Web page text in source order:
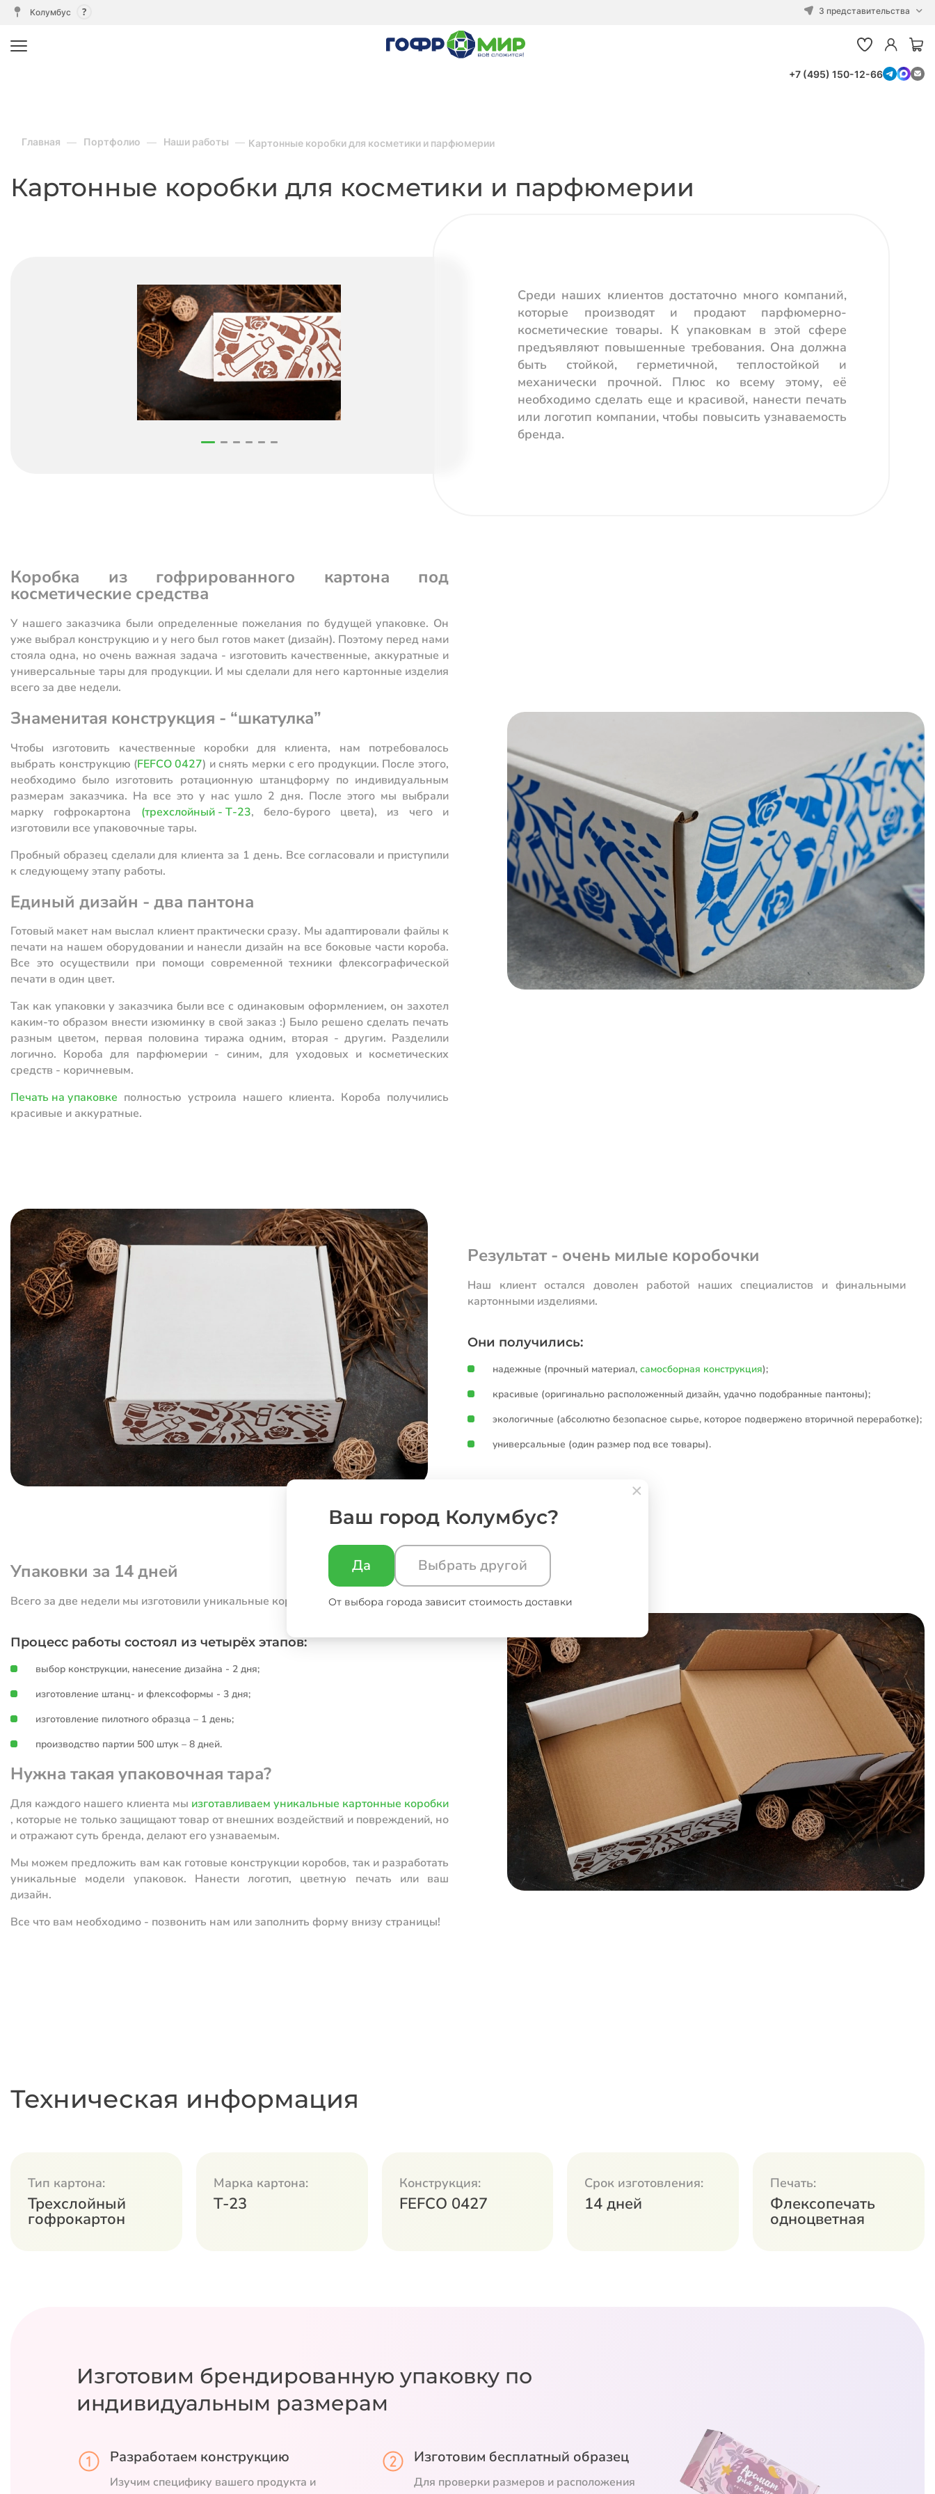
Колумбус 3 представительства
+7 (495) 150-12-66
Главная Портфолио Наши работы Картонные коробки для косметики и парфюмерии
Картонные коробки для косметики и парфюмерии
Среди наших клиентов достаточно много компаний,
которые производят и продают парфюмерно-
косметические товары. К упаковкам в этой сфере
предъявляют повышенные требования. Она должна
быть стойкой, герметичной, теплостойкой и
механически прочной. Плюс ко всему этому, её
необходимо сделать еще и красивой, нанести печать
или логотип компании, чтобы повысить узнаваемость
бренда.
Коробка из гофрированного картона под
косметические средства
У нашего заказчика были определенные пожелания по будущей упаковке. Он
уже выбрал конструкцию и у него был готов макет (дизайн). Поэтому перед нами
стояла одна, но очень важная задача - изготовить качественные, аккуратные и
универсальные тары для продукции. И мы сделали для него картонные изделия
всего за две недели.
Знаменитая конструкция - “шкатулка”
Чтобы изготовить качественные коробки для клиента, нам потребовалось
выбрать конструкцию (FEFCO 0427) и снять мерки с его продукции. После этого,
необходимо было изготовить ротационную штанцформу по индивидуальным
размерам заказчика. На все это у нас ушло 2 дня. После этого мы выбрали
марку гофрокартона (трехслойный - Т-23, бело-бурого цвета), из чего и
изготовили все упаковочные тары.
Пробный образец сделали для клиента за 1 день. Все согласовали и приступили
к следующему этапу работы.
Единый дизайн - два пантона
Готовый макет нам выслал клиент практически сразу. Мы адаптировали файлы к
печати на нашем оборудовании и нанесли дизайн на все боковые части короба.
Все это осуществили при помощи современной техники флексографической
печати в один цвет.
Так как упаковки у заказчика были все с одинаковым оформлением, он захотел
каким-то образом внести изюминку в свой заказ :) Было решено сделать печать
разным цветом, первая половина тиража одним, вторая - другим. Разделили
логично. Короба для парфюмерии - синим, для уходовых и косметических
средств - коричневым.
Печать на упаковке полностью устроила нашего клиента. Короба получились
красивые и аккуратные.
Результат - очень милые коробочки
Наш клиент остался доволен работой наших специалистов и финальными
картонными изделиями.
Они получились:
надежные (прочный материал, самосборная конструкция);
красивые (оригинально расположенный дизайн, удачно подобранные пантоны);
экологичные (абсолютно безопасное сырье, которое подвержено вторичной переработке);
универсальные (один размер под все товары).
Упаковки за 14 дней
Всего за две недели мы изготовили уникальные короба для нашего клиента.
Процесс работы состоял из четырёх этапов:
выбор конструкции, нанесение дизайна - 2 дня;
изготовление штанц- и флексоформы - 3 дня;
изготовление пилотного образца – 1 день;
производство партии 500 штук – 8 дней.
Нужна такая упаковочная тара?
Для каждого нашего клиента мы изготавливаем уникальные картонные коробки
, которые не только защищают товар от внешних воздействий и повреждений, но
и отражают суть бренда, делают его узнаваемым.
Мы можем предложить вам как готовые конструкции коробов, так и разработать
уникальные модели упаковок. Нанести логотип, цветную печать или ваш
дизайн.
Все что вам необходимо - позвонить нам или заполнить форму внизу страницы!
Техническая информация
Тип картона:
Трехслойный
гофрокартон
Марка картона:
Т-23
Конструкция:
FEFCO 0427
Срок изготовления:
14 дней
Печать:
Флексопечать
одноцветная
Изготовим брендированную упаковку по
индивидуальным размерам
Разработаем конструкцию
Изучим специфику вашего продукта и
Изготовим бесплатный образец
Для проверки размеров и расположения
Ваш город Колумбус?
Да Выбрать другой
От выбора города зависит стоимость доставки